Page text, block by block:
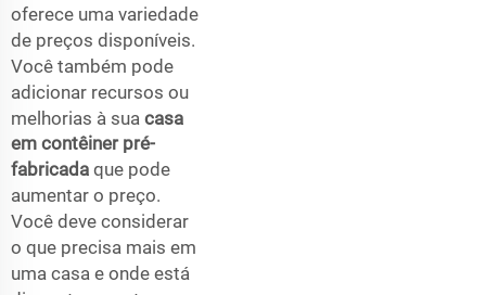
oferece uma variedade
de preços disponíveis.
Você também pode
adicionar recursos ou
melhorias à sua casa
em contêiner pré-
fabricada que pode
aumentar o preço.
Você deve considerar
o que precisa mais em
uma casa e onde está